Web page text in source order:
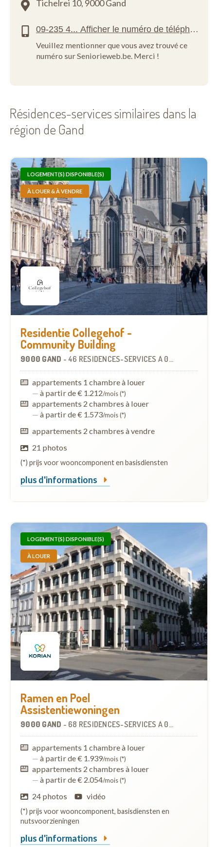
Tichelrei 10, 9000 Gand
Veuillez mentionner que vous avez trouvé ce
numéro sur Seniorieweb.be. Merci !
Résidences-services similaires dans la
région de Gand
LOGEMENT(S) DISPONIBLE(S)
À LOUER & À VENDRE
Residentie Collegehof -
Community Building
9000 GAND - 46 RÉSIDENCES-SERVICES À 0.8 KM
appartements 1 chambre à louer
— à partir de € 1.212/mois (*)
appartements 2 chambres à louer
— à partir de € 1.573/mois (*)
appartements 2 chambres à vendre
21 photos
(*) prijs voor wooncomponent en basisdiensten
plus d'informations
LOGEMENT(S) DISPONIBLE(S)
À LOUER
Ramen en Poel
Assistentiewoningen
9000 GAND - 68 RÉSIDENCES-SERVICES À 0.8 KM
appartements 1 chambre à louer
— à partir de € 1.939/mois (*)
appartements 2 chambres à louer
— à partir de € 2.054/mois (*)
24 photos vidéo
(*) prijs voor wooncomponent, basisdiensten en
nutsvoorzieningen
plus d'informations